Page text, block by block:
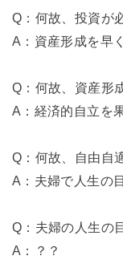
Q：何故、投資が
A：資産形成を早
Q：何故、資産形
A：経済的自立を
Q：何故、自由自
A：夫婦で人生の
Q：夫婦の人生の
A：？？